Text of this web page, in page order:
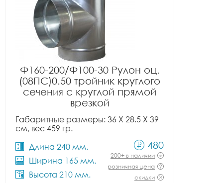
Ф160-200/Ф100-30 Рулон оц.
(08ПС)0.50 тройник круглого
сечения с круглой прямой
врезкой
Габаритные размеры: 36 X 28.5 X 39
см, вес 459 гр.
Длина 240 мм.
Ширина 165 мм.
Высота 210 мм.
480
200+ в наличии
розничная цена
скидки